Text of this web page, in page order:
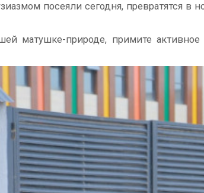
посеяли сегодня, превратятся в
матушке-природе, примите